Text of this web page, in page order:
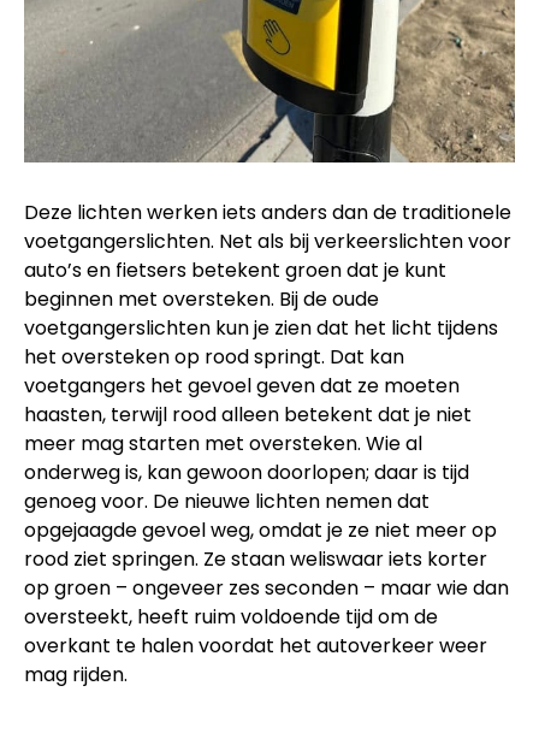
Deze lichten werken iets anders dan de traditionele
voetgangerslichten. Net als bij verkeerslichten voor
auto’s en fietsers betekent groen dat je kunt
beginnen met oversteken. Bij de oude
voetgangerslichten kun je zien dat het licht tijdens
het oversteken op rood springt. Dat kan
voetgangers het gevoel geven dat ze moeten
haasten, terwijl rood alleen betekent dat je niet
meer mag starten met oversteken. Wie al
onderweg is, kan gewoon doorlopen; daar is tijd
genoeg voor. De nieuwe lichten nemen dat
opgejaagde gevoel weg, omdat je ze niet meer op
rood ziet springen. Ze staan weliswaar iets korter
op groen – ongeveer zes seconden – maar wie dan
oversteekt, heeft ruim voldoende tijd om de
overkant te halen voordat het autoverkeer weer
mag rijden.